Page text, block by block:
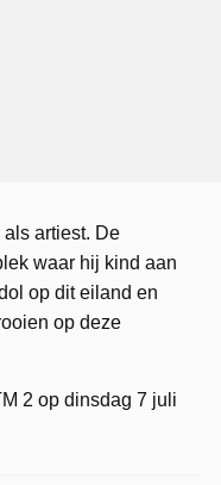
artiest. De
waar hij kind aan
op dit eiland en
op deze
2 op dinsdag 7 juli